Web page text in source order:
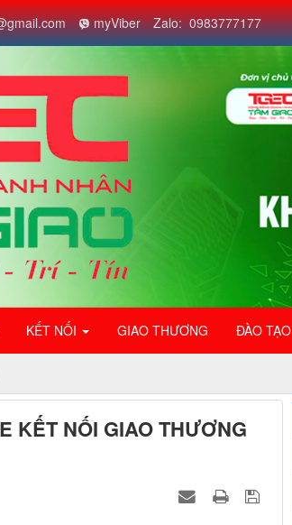
KẾT NỐI GIAO THƯƠNG ĐÀO TẠO
myViber Zalo: 0983777177
KẾT NỐI GIAO THƯƠNG